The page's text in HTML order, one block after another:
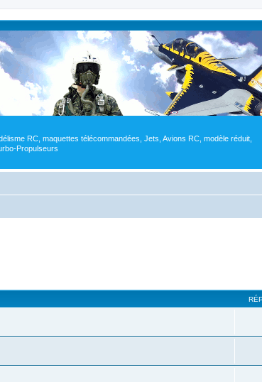
RC, maquettes télécommandées, Jets, Avions RC, modèle réduit,
Propulseurs